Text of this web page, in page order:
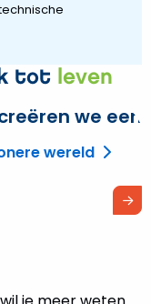
tot leven
we een
wereld